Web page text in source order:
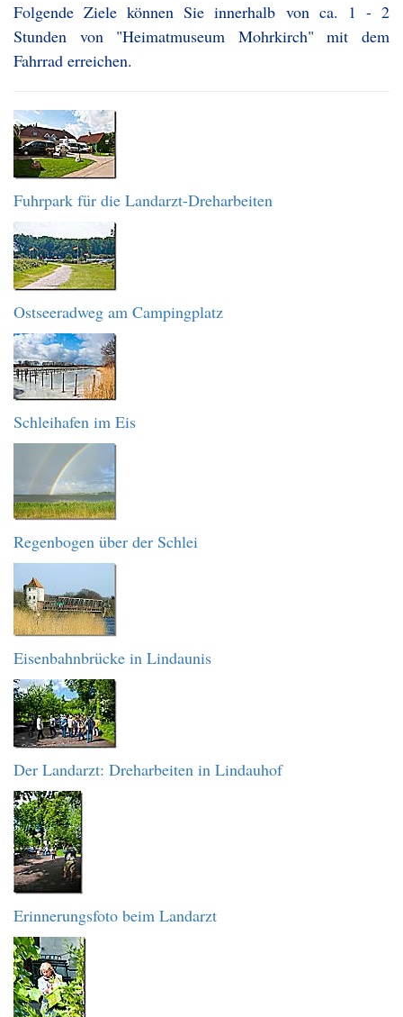
Folgende Ziele können Sie innerhalb von ca. 1 - 2
Stunden von "Heimatmuseum Mohrkirch" mit dem
Fahrrad erreichen.
Fuhrpark für die Landarzt-Dreharbeiten
Ostseeradweg am Campingplatz
Schleihafen im Eis
Regenbogen über der Schlei
Eisenbahnbrücke in Lindaunis
Der Landarzt: Dreharbeiten in Lindauhof
Erinnerungsfoto beim Landarzt